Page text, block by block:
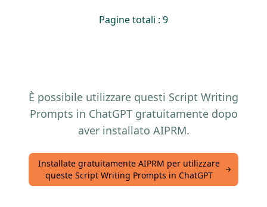
Pagine totali : 9
È possibile utilizzare questi Script Writing
Prompts in ChatGPT gratuitamente dopo
aver installato AIPRM.
Installate gratuitamente AIPRM per utilizzare
queste Script Writing Prompts in ChatGPT